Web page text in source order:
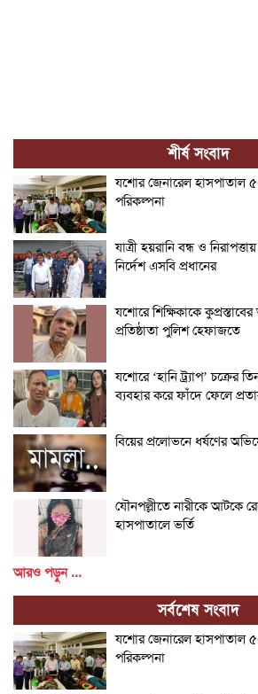
শীর্ষ সংবাদ
যশোর জেনারেল হাসপাতাল
পরিকল্পনা
যাত্রী হয়রানি বন্ধ ও
নির্দেশ এসবি প্রধানের
যশোরে শিক্ষিকাকে
প্রতিষ্ঠাতা পুলিশ হেফাজতে
যশোরে ‘হানি ট্র্যাপ’ চক্রের
ব্যবহার করে ফাঁদে ফেলে
বিয়ের প্রলোভনে ধর্ষণের
যৌনপল্লীতে নারীকে আটকে
হাসপাতালে ভর্তি
আরও পড়ুন ...
সর্বশেষ সংবাদ
যশোর জেনারেল হাসপাতাল
পরিকল্পনা